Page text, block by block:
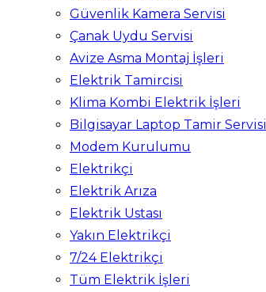
Güvenlik Kamera Servisi
Çanak Uydu Servisi
Avize Asma Montaj İşleri
Elektrik Tamircisi
Klima Kombi Elektrik İşleri
Bilgisayar Laptop Tamir Servisi
Modem Kurulumu
Elektrikçi
Elektrik Arıza
Elektrik Ustası
Yakın Elektrikçi
7/24 Elektrikçi
Tüm Elektrik İşleri